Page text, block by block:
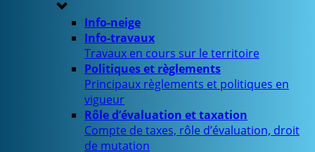
Info-neige
Info-travaux
Travaux en cours sur le territoire
Politiques et règlements
Principaux règlements et politiques en
vigueur
Rôle d’évaluation et taxation
Compte de taxes, rôle d’évaluation, droit
de mutation